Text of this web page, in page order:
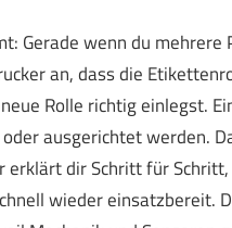
Gerade wenn du
an, dass die
Rolle richtig einlegst.
ausgerichtet werden.
erklärt dir Schritt für
wieder einsatzbereit.